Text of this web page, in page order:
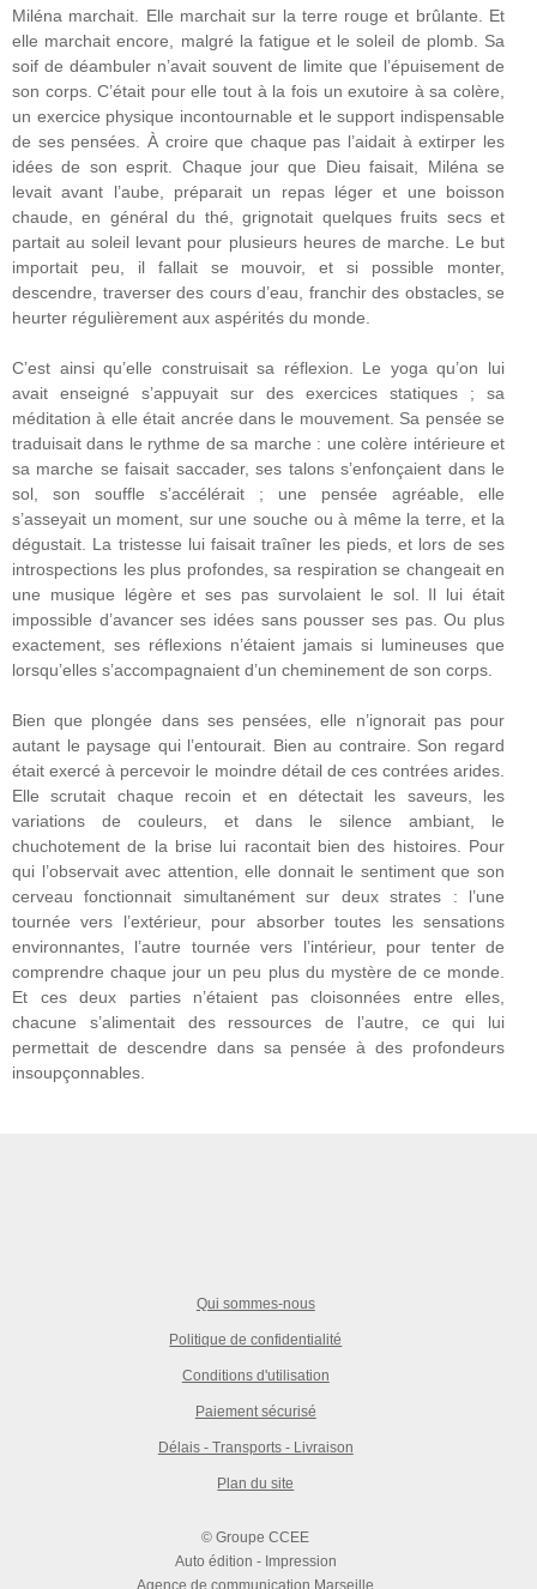
Miléna marchait. Elle marchait sur la terre rouge et brûlante. Et
elle marchait encore, malgré la fatigue et le soleil de plomb. Sa
soif de déambuler n’avait souvent de limite que l’épuisement de
son corps. C’était pour elle tout à la fois un exutoire à sa colère,
un exercice physique incontournable et le support indispensable
de ses pensées. À croire que chaque pas l’aidait à extirper les
idées de son esprit. Chaque jour que Dieu faisait, Miléna se
levait avant l’aube, préparait un repas léger et une boisson
chaude, en général du thé, grignotait quelques fruits secs et
partait au soleil levant pour plusieurs heures de marche. Le but
importait peu, il fallait se mouvoir, et si possible monter,
descendre, traverser des cours d’eau, franchir des obstacles, se
heurter régulièrement aux aspérités du monde.
C’est ainsi qu’elle construisait sa réflexion. Le yoga qu’on lui
avait enseigné s’appuyait sur des exercices statiques ; sa
méditation à elle était ancrée dans le mouvement. Sa pensée se
traduisait dans le rythme de sa marche : une colère intérieure et
sa marche se faisait saccader, ses talons s’enfonçaient dans le
sol, son souffle s’accélérait ; une pensée agréable, elle
s’asseyait un moment, sur une souche ou à même la terre, et la
dégustait. La tristesse lui faisait traîner les pieds, et lors de ses
introspections les plus profondes, sa respiration se changeait en
une musique légère et ses pas survolaient le sol. Il lui était
impossible d’avancer ses idées sans pousser ses pas. Ou plus
exactement, ses réflexions n’étaient jamais si lumineuses que
lorsqu’elles s’accompagnaient d’un cheminement de son corps.
Bien que plongée dans ses pensées, elle n’ignorait pas pour
autant le paysage qui l’entourait. Bien au contraire. Son regard
était exercé à percevoir le moindre détail de ces contrées arides.
Elle scrutait chaque recoin et en détectait les saveurs, les
variations de couleurs, et dans le silence ambiant, le
chuchotement de la brise lui racontait bien des histoires. Pour
qui l’observait avec attention, elle donnait le sentiment que son
cerveau fonctionnait simultanément sur deux strates : l’une
tournée vers l’extérieur, pour absorber toutes les sensations
environnantes, l’autre tournée vers l’intérieur, pour tenter de
comprendre chaque jour un peu plus du mystère de ce monde.
Et ces deux parties n’étaient pas cloisonnées entre elles,
chacune s’alimentait des ressources de l’autre, ce qui lui
permettait de descendre dans sa pensée à des profondeurs
insoupçonnables.
Qui sommes-nous
Politique de confidentialité
Conditions d'utilisation
Paiement sécurisé
Délais - Transports - Livraison
Plan du site
© Groupe CCEE
Auto édition - Impression
Agence de communication Marseille